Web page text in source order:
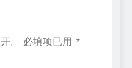
。 必填项已用 *